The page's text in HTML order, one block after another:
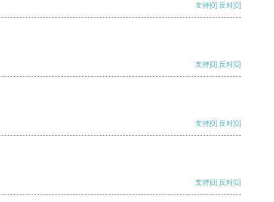
支持[0] 反对[0]
支持[0] 反对[0]
支持[0] 反对[0]
支持[0] 反对[0]